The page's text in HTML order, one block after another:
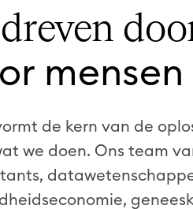
mensen
de kern van de
we doen. Ons team